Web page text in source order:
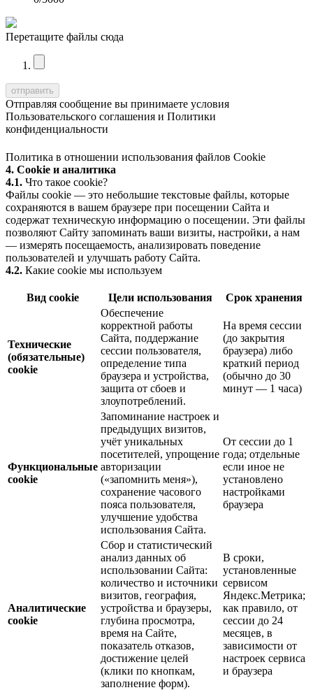
Перетащите файлы сюда
Отправляя сообщение вы принимаете условия
Пользовательского соглашения и Политики
конфиденциальности
Политика в отношении использования файлов Cookie
4. Cookie и аналитика
4.1. Что такое cookie?
Файлы cookie — это небольшие текстовые файлы, которые
сохраняются в вашем браузере при посещении Сайта и
содержат техническую информацию о посещении. Эти файлы
позволяют Сайту запоминать ваши визиты, настройки, а нам
— измерять посещаемость, анализировать поведение
пользователей и улучшать работу Сайта.
4.2. Какие cookie мы используем
Вид cookie Цели использования Срок хранения
Технические
(обязательные)
cookie
Обеспечение
корректной работы
Сайта, поддержание
сессии пользователя,
определение типа
браузера и устройства,
защита от сбоев и
злоупотреблений.
На время сессии
(до закрытия
браузера) либо
краткий период
(обычно до 30
минут — 1 часа)
Функциональные
cookie
Запоминание настроек и
предыдущих визитов,
учёт уникальных
посетителей, упрощение
авторизации
(«запомнить меня»),
сохранение часового
пояса пользователя,
улучшение удобства
использования Сайта.
От сессии до 1
года; отдельные
если иное не
установлено
настройками
браузера
Аналитические
cookie
Сбор и статистический
анализ данных об
использовании Сайта:
количество и источники
визитов, география,
устройства и браузеры,
глубина просмотра,
время на Сайте,
показатель отказов,
достижение целей
(клики по кнопкам,
заполнение форм).
В сроки,
установленные
сервисом
Яндекс.Метрика;
как правило, от
сессии до 24
месяцев, в
зависимости от
настроек сервиса
и браузера